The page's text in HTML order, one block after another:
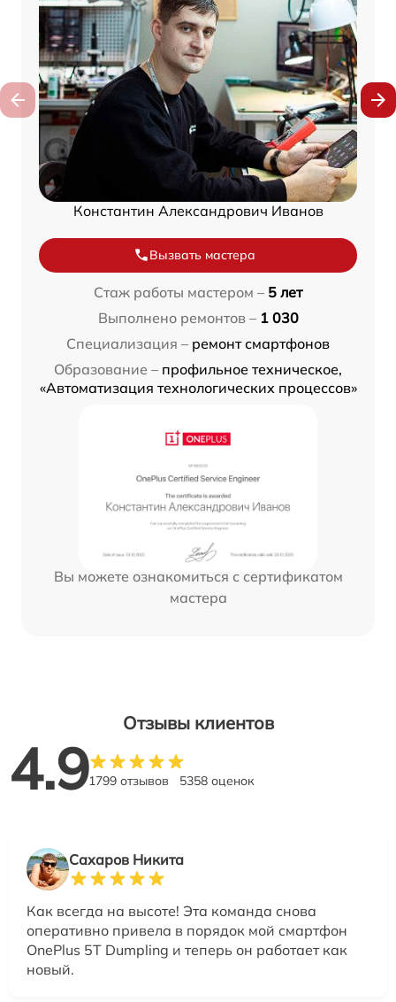
Константин Александрович Иванов
Вызвать мастера
Стаж работы мастером – 5 лет
Выполнено ремонтов – 1 030
Специализация – ремонт смартфонов
Образование – профильное техническое,
«Автоматизация технологических процессов»
Вы можете ознакомиться с сертификатом
мастера
Отзывы клиентов
4.91799 отзывов 5358 оценок
Сахаров Никита
Как всегда на высоте! Эта команда снова
оперативно привела в порядок мой смартфон
OnePlus 5T Dumpling и теперь он работает как
новый.